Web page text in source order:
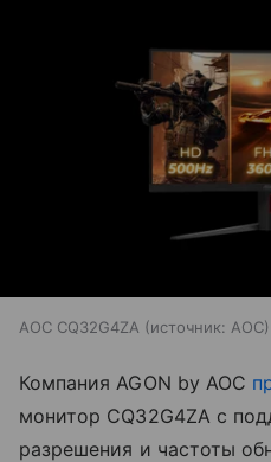
AOC CQ32G4ZA источник: AOC
Компания AGON by AOC
монитор CQ32G4ZA с
разрешения и частоты